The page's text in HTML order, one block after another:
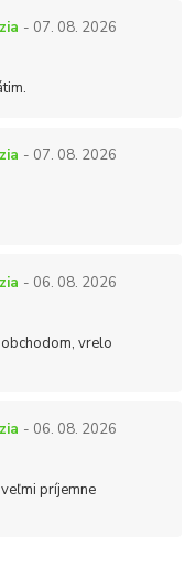
- 07. 08. 2026
- 07. 08. 2026
- 06. 08. 2026
vrelo
- 06. 08. 2026
príjemne